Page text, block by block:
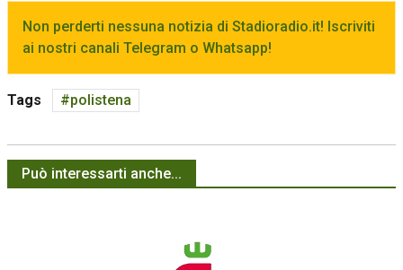
Non perderti nessuna notizia di Stadioradio.it! Iscriviti
ai nostri canali Telegram o Whatsapp!
Tags polistena
Può interessarti anche...